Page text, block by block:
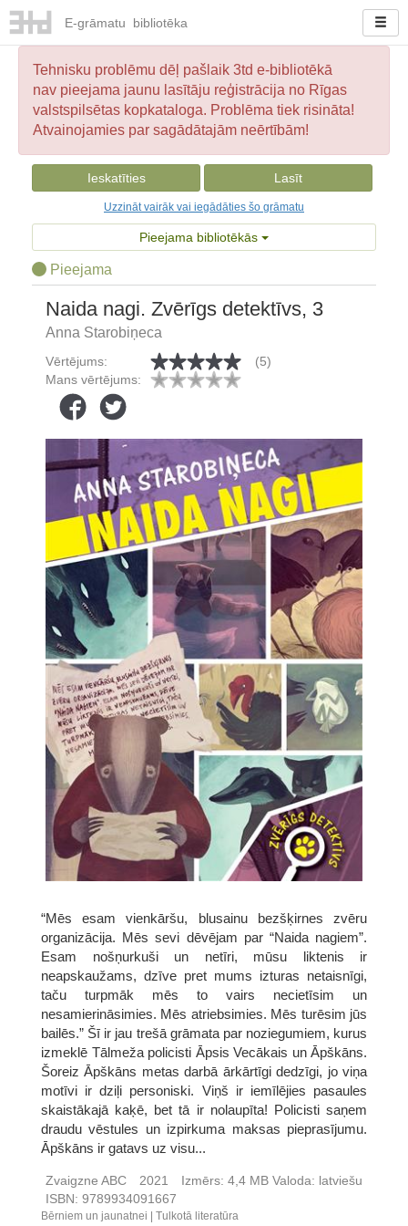
E-grāmatu bibliotēka
Tehnisku problēmu dēļ pašlaik 3td e-bibliotēkā
nav pieejama jaunu lasītāju reģistrācija no Rīgas
valstspilsētas kopkataloga. Problēma tiek risināta!
Atvainojamies par sagādātajām neērtībām!
Ieskatīties Lasīt
Uzzināt vairāk vai iegādāties šo grāmatu
Pieejama bibliotēkās
Pieejama
Naida nagi. Zvērīgs detektīvs, 3
Anna Starobiņeca
Vērtējums:
(5)
Mans vērtējums:
“Mēs esam vienkāršu, blusainu bezšķirnes zvēru
organizācija. Mēs sevi dēvējam par “Naida nagiem”.
Esam nošņurkuši un netīri, mūsu liktenis ir
neapskaužams, dzīve pret mums izturas netaisnīgi,
taču turpmāk mēs to vairs necietīsim un
nesamierināsimies. Mēs atriebsimies. Mēs turēsim jūs
bailēs.” Šī ir jau trešā grāmata par noziegumiem, kurus
izmeklē Tālmeža policisti Āpsis Vecākais un Āpškāns.
Šoreiz Āpškāns metas darbā ārkārtīgi dedzīgi, jo viņa
motīvi ir dziļi personiski. Viņš ir iemīlējies pasaules
skaistākajā kaķē, bet tā ir nolaupīta! Policisti saņem
draudu vēstules un izpirkuma maksas pieprasījumu.
Āpškāns ir gatavs uz visu...
Zvaigzne ABC 2021 Izmērs: 4,4 MB Valoda: latviešu
ISBN: 9789934091667
Bērniem un jaunatnei Tulkotā literatūra